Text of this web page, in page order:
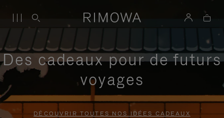
Des cadeaux pour de futurs
voyages
DÉCOUVRIR TOUTES NOS IDÉES CADEAUX